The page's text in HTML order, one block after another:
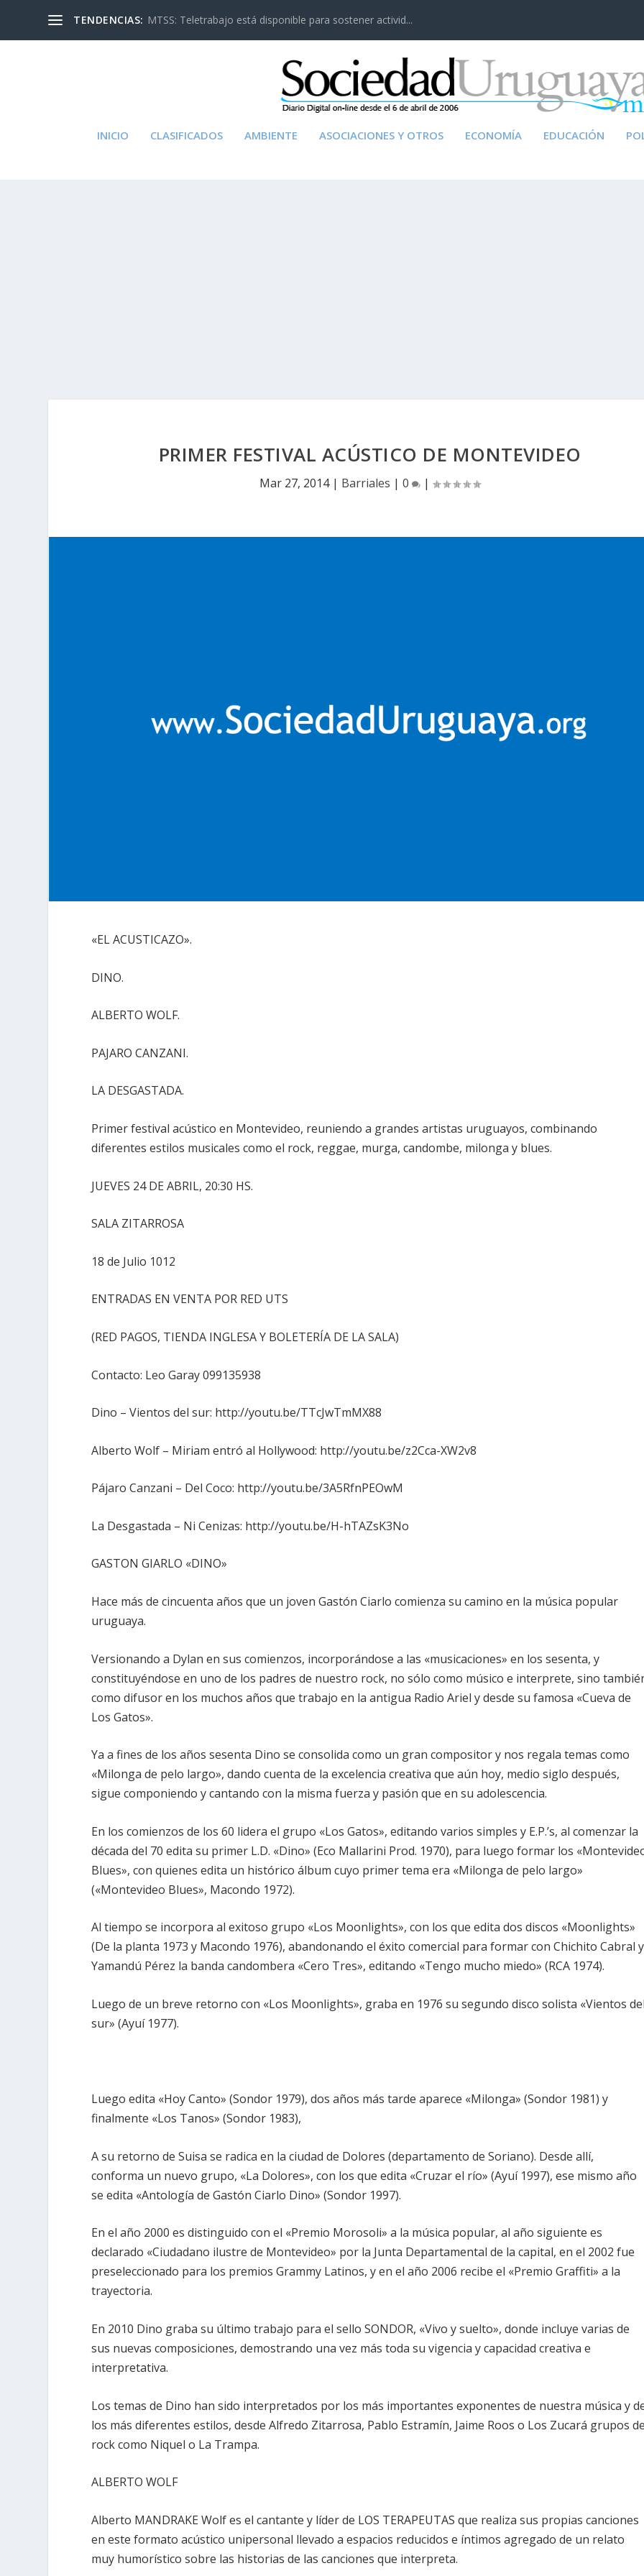
TENDENCIAS: MTSS: Teletrabajo está disponible para sostener activid...
INICIO CLASIFICADOS AMBIENTE ASOCIACIONES Y OTROS ECONOMÍA EDUCACIÓN
PRIMER FESTIVAL ACÚSTICO DE MONTEVIDEO
Mar 27, 2014| Barriales |0 |
«EL ACUSTICAZO».
DINO.
ALBERTO WOLF.
PAJARO CANZANI.
LA DESGASTADA.
Primer festival acústico en Montevideo, reuniendo a grandes artistas uruguayos, combinando
diferentes estilos musicales como el rock, reggae, murga, candombe, milonga y blues.
JUEVES 24 DE ABRIL, 20:30 HS.
SALA ZITARROSA
18 de Julio 1012
ENTRADAS EN VENTA POR RED UTS
(RED PAGOS, TIENDA INGLESA Y BOLETERÍA DE LA SALA)
Contacto: Leo Garay 099135938
Dino – Vientos del sur: http://youtu.be/TTcJwTmMX88
Alberto Wolf – Miriam entró al Hollywood: http://youtu.be/z2Cca-XW2v8
Pájaro Canzani – Del Coco: http://youtu.be/3A5RfnPEOwM
La Desgastada – Ni Cenizas: http://youtu.be/H-hTAZsK3No
GASTON GIARLO «DINO»
Hace más de cincuenta años que un joven Gastón Ciarlo comienza su camino en la música popular
uruguaya.
Versionando a Dylan en sus comienzos, incorporándose a las «musicaciones» en los sesenta, y
constituyéndose en uno de los padres de nuestro rock, no sólo como músico e interprete, sino
como difusor en los muchos años que trabajo en la antigua Radio Ariel y desde su famosa «Cueva de
Los Gatos».
Ya a fines de los años sesenta Dino se consolida como un gran compositor y nos regala temas como
«Milonga de pelo largo», dando cuenta de la excelencia creativa que aún hoy, medio siglo después,
sigue componiendo y cantando con la misma fuerza y pasión que en su adolescencia.
En los comienzos de los 60 lidera el grupo «Los Gatos», editando varios simples y E.P.’s, al comenzar la
década del 70 edita su primer L.D. «Dino» (Eco Mallarini Prod. 1970), para luego formar los
Blues», con quienes edita un histórico álbum cuyo primer tema era «Milonga de pelo largo»
(«Montevideo Blues», Macondo 1972).
Al tiempo se incorpora al exitoso grupo «Los Moonlights», con los que edita dos discos «Moonlights»
(De la planta 1973 y Macondo 1976), abandonando el éxito comercial para formar con Chichito Cabral y
Yamandú Pérez la banda candombera «Cero Tres», editando «Tengo mucho miedo» (RCA 1974).
Luego de un breve retorno con «Los Moonlights», graba en 1976 su segundo disco solista «Vientos
sur» (Ayuí 1977).
Luego edita «Hoy Canto» (Sondor 1979), dos años más tarde aparece «Milonga» (Sondor 1981) y
finalmente «Los Tanos» (Sondor 1983),
A su retorno de Suisa se radica en la ciudad de Dolores (departamento de Soriano). Desde allí,
conforma un nuevo grupo, «La Dolores», con los que edita «Cruzar el río» (Ayuí 1997), ese mismo año
se edita «Antología de Gastón Ciarlo Dino» (Sondor 1997).
En el año 2000 es distinguido con el «Premio Morosoli» a la música popular, al año siguiente es
declarado «Ciudadano ilustre de Montevideo» por la Junta Departamental de la capital, en el 2002 fue
preseleccionado para los premios Grammy Latinos, y en el año 2006 recibe el «Premio Graffiti» a la
trayectoria.
En 2010 Dino graba su último trabajo para el sello SONDOR, «Vivo y suelto», donde incluye varias de
sus nuevas composiciones, demostrando una vez más toda su vigencia y capacidad creativa e
interpretativa.
Los temas de Dino han sido interpretados por los más importantes exponentes de nuestra música y
los más diferentes estilos, desde Alfredo Zitarrosa, Pablo Estramín, Jaime Roos o Los Zucará grupos
rock como Niquel o La Trampa.
ALBERTO WOLF
Alberto MANDRAKE Wolf es el cantante y líder de LOS TERAPEUTAS que realiza sus propias canciones
en este formato acústico unipersonal llevado a espacios reducidos e íntimos agregado de un relato
muy humorístico sobre las historias de las canciones que interpreta.